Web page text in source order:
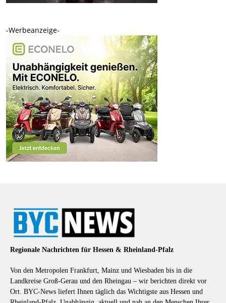
-Werbeanzeige-
Regionale Nachrichten für Hessen & Rheinland-Pfalz
Von den Metropolen Frankfurt, Mainz und Wiesbaden bis in die
Landkreise Groß-Gerau und den Rheingau – wir berichten direkt vor
Ort. BYC-News liefert Ihnen täglich das Wichtigste aus Hessen und